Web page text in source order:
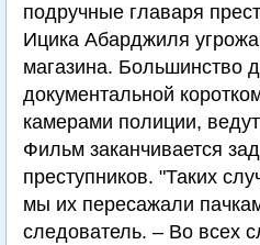
подручные главаря
Ицика Абарджиля
магазина. Большинство
документальной
камерами полиции,
Фильм заканчивается
преступников. "Таких
мы их пересажали
следователь. – Во всех